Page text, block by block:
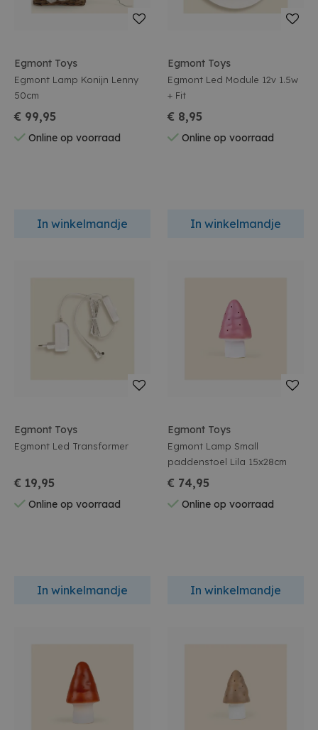
Egmont Toys
Egmont Lamp Konijn Lenny
50cm
€ 99,95
Online op voorraad
In winkelmandje
Egmont Toys
Egmont Led Module 12v 1.5w
+ Fit
€ 8,95
Online op voorraad
In winkelmandje
Egmont Toys
Egmont Led Transformer
€ 19,95
Online op voorraad
In winkelmandje
Egmont Toys
Egmont Lamp Small
paddenstoel Lila 15x28cm
€ 74,95
Online op voorraad
In winkelmandje